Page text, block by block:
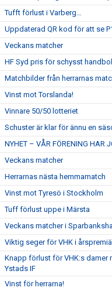
Tufft förlust i Varberg…
Uppdaterad QR kod för att se
Veckans matcher
HF Syd pris för schysst
Matchbilder från herrarnas
Vinst mot Torslanda!
Vinnare 50/50 lotteriet
Schuster är klar för ännu en
NYHET – VÅR FÖRENING HAR
Veckans matcher
Herrarnas nästa hemmamatch
Vinst mot Tyresö i Stockholm
Tuff förlust uppe i Märsta
Veckans matcher i
Viktig seger för VHK i
Knapp förlust för VHK:s damer
Ystads IF
Vinst för herrarna!